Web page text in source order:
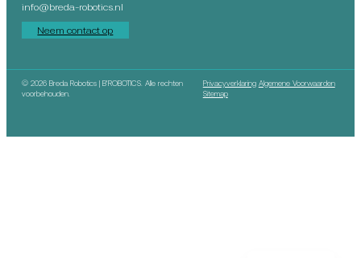
info@breda-robotics.nl
Neem contact op
©2026 Breda Robotics | B’ROBOTICS. Alle rechten
voorbehouden.
Privacyverklaring Algemene Voorwaarden
Sitemap